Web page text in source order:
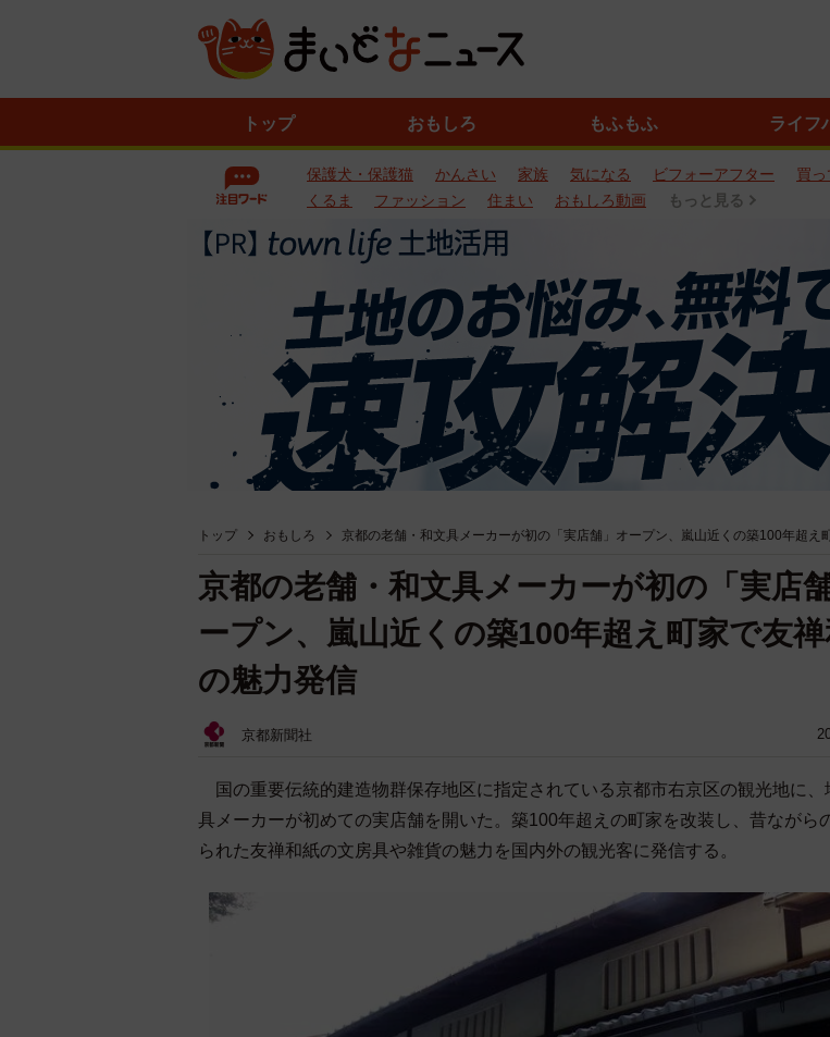
トップ おもしろ もふもふ ライフ
保護犬・保護猫 かんさい 家族 気になる ビフォーアフター 買
くるま
ファッション 住まい おもしろ動画 もっと見る
トップ おもしろ 京都の老舗・和文具メーカーが初の「実店舗」オープン、嵐山近くの築100年超え
京都の老舗・和文具メーカーが初の「実店
ープン、嵐山近くの築100年超え町家で友
の魅力発信
京都新聞社
国の重要伝統的建造物群保存地区に指定されている京都市右京区の観光地に、
具メーカーが初めての実店舗を開いた。築100年超えの町家を改装し、昔ながら
られた友禅和紙の文房具や雑貨の魅力を国内外の観光客に発信する。